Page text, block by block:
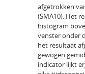
afgetrokken
(SMA10). Het
histogram
venster onder
het resultaat
gewogen
indicator lijkt